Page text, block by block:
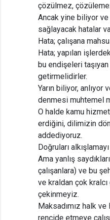
çözülmez,
Ancak yine biliyor
sağlayacak hatalar
Hata; çalışana
Hata; yapılan
bu endişeleri
getirmelidirler.
Yarın biliyor,
denmesi muhtemel
O halde kamu
erdiğini, dilimizin
addediyoruz.
Doğruları
Ama yanlış
çalışanlara) ve bu
ve kraldan çok
çekinmeyiz.
Maksadımız halk
rencide etmeye